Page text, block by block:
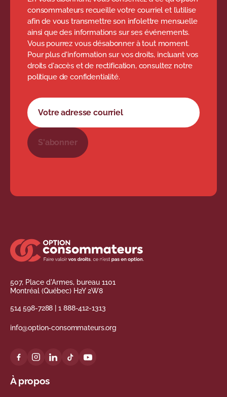
ont été mentionnés à l’achat;
des documents à fournir
(facture en format papier, par
exemple).
discrétion du commerçant, mais il doit
respecter les règles qu’il prévoit.
consommateurs recueille votre courriel et l’utilise
afin de vous transmettre son infolettre mensuelle
ainsi que des informations sur ses événements.
Vous pourrez vous désabonner à tout moment.
Pour plus d'information sur vos droits, incluant vos
droits d'accès et de rectification, consultez notre
politique de confidentialité.
Formulaire d'abonnement à l'infolettre
Votre adresse courriel
S'abonner
507, Place d'Armes, bureau 1101
Montréal (Québec) H2Y 2W8
514 598-7288 |1 888-412-1313
info@option-consommateurs.org
À propos